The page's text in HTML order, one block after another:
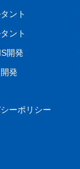
ント
ント
開発
発
ーポリシー